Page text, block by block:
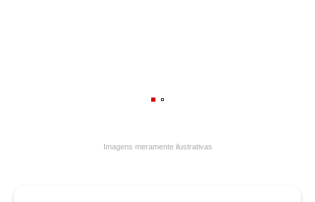
Imagens meramente ilustrativas